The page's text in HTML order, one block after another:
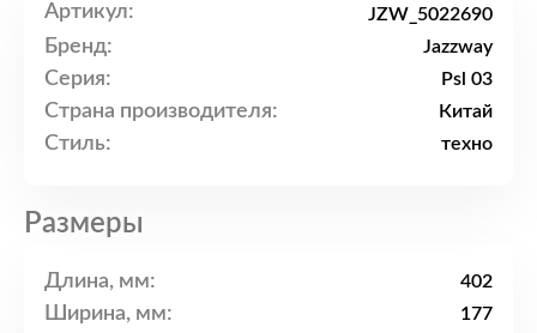
Артикул: JZW_5022690
Бренд: Jazzway
Серия: Psl 03
Страна производителя: Китай
Стиль: техно
Размеры
Длина, мм: 402
Ширина, мм: 177